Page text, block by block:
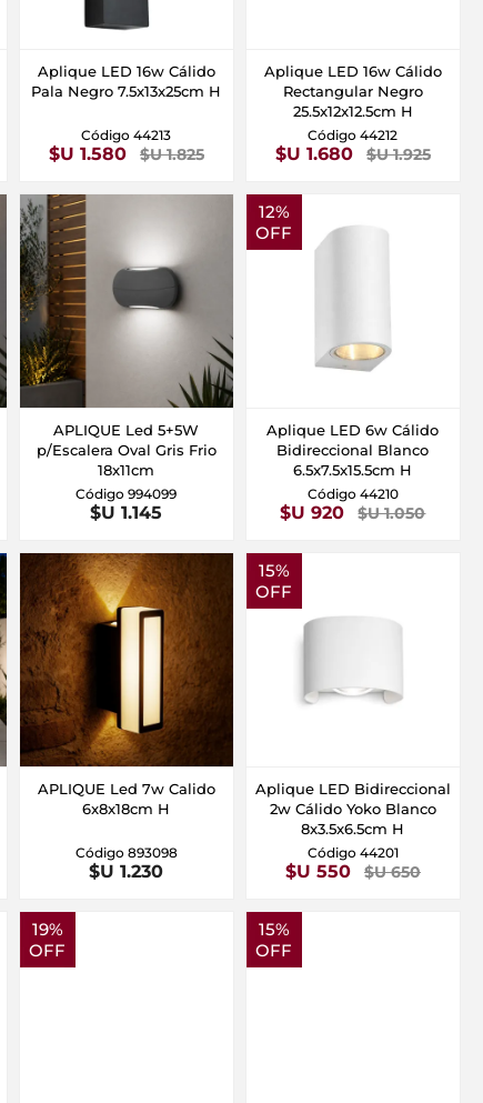
Aplique LED 16w Cálido
Pala Negro 7.5x13x25cm H
Código 44213
$U 1.580 $U 1.825
Aplique LED 16w Cálido
Rectangular Negro
25.5x12x12.5cm H
Código 44212
$U 1.680 $U 1.925
APLIQUE Led 5+5W
p/Escalera Oval Gris Frio
18x11cm
Código 994099
$U 1.145
12%
OFF
Aplique LED 6w Cálido
Bidireccional Blanco
6.5x7.5x15.5cm H
Código 44210
$U 920 $U 1.050
APLIQUE Led 7w Calido
6x8x18cm H
Código 893098
$U 1.230
15%
OFF
Aplique LED Bidireccional
2w Cálido Yoko Blanco
8x3.5x6.5cm H
Código 44201
$U 550 $U 650
19%
OFF
15%
OFF